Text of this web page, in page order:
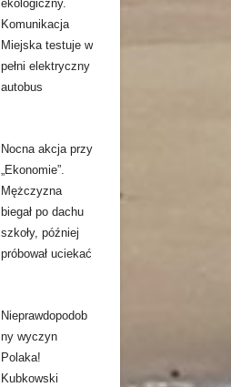
ekologiczny.
Komunikacja
Miejska testuje w
pełni elektryczny
autobus
Nocna akcja przy
„Ekonomie”.
Mężczyzna
biegał po dachu
szkoły, później
próbował uciekać
Nieprawdopodob
ny wyczyn
Polaka!
Kubkowski